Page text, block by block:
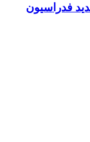
فدراسیون